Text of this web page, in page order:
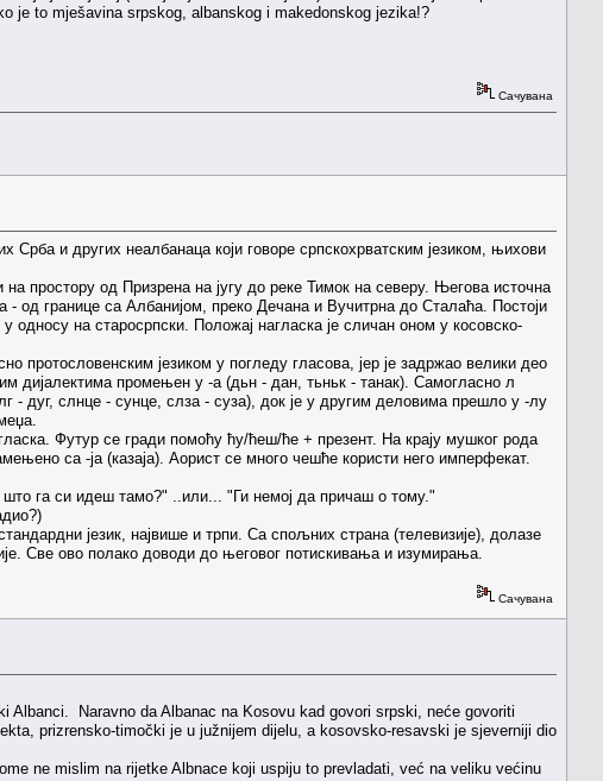
je to mješavina srpskog, albanskog i makedonskog jezika!?
Сачувана
Срба и других неалбанаца који говоре српскохрватским језиком, њихови
на простору од Призрена на југу до реке Тимок на северу. Његова источна
- од границе са Албанијом, преко Дечана и Вучитрна до Сталаћа. Постоји
односу на старосрпски. Положај нагласка је сличан оном у косовско-
протословенским језиком у погледу гласова, јер је задржао велики део
дијалектима промењен у -а (дьн - дан, тьньк - танак). Самогласно л
- дуг, слнце - сунце, слза - суза), док је у другим деловима прешло у -лу
Футур се гради помоћу ћу/ћеш/ће + презент. На крају мушког рода
са -ја (казаја). Аорист се много чешће користи него имперфекат.
га си идеш тамо?" ..или... "Ги немој да причаш о тому."
језик, највише и трпи. Са спољних страна (телевизије), долазе
Све ово полако доводи до његовог потискивања и изумирања.
Сачувана
Naravno da Albanac na Kosovu kad govori srpski, neće govoriti
prizrensko-timočki je u južnijem dijelu, a kosovsko-resavski je sjeverniji dio
ne mislim na rijetke Albnace koji uspiju to prevladati, već na veliku većinu